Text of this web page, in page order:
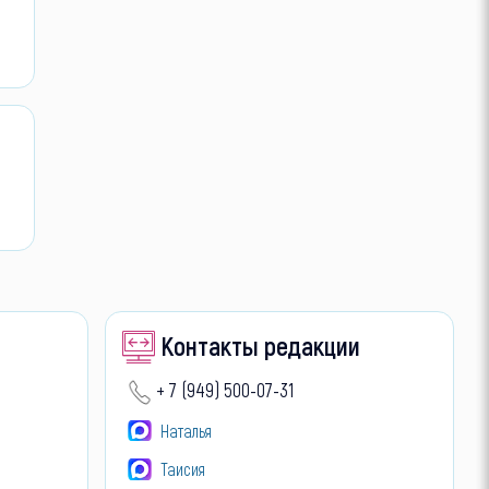
Контакты редакции
+ 7 (949) 500-07-31
Наталья
Таисия